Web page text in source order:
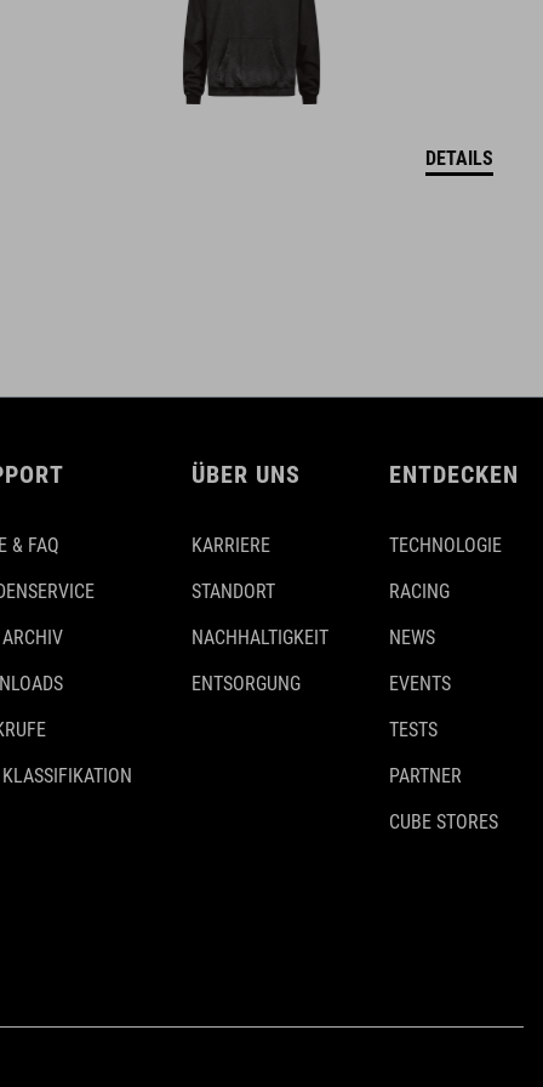
DETAILS
& FAQ
ÜBER UNS
KARRIERE
STANDORT
NACHHALTIGKEIT
ENTSORGUNG
ENTDECKEN
TECHNOLOGIE
RACING
NEWS
EVENTS
TESTS
PARTNER
CUBE STORES